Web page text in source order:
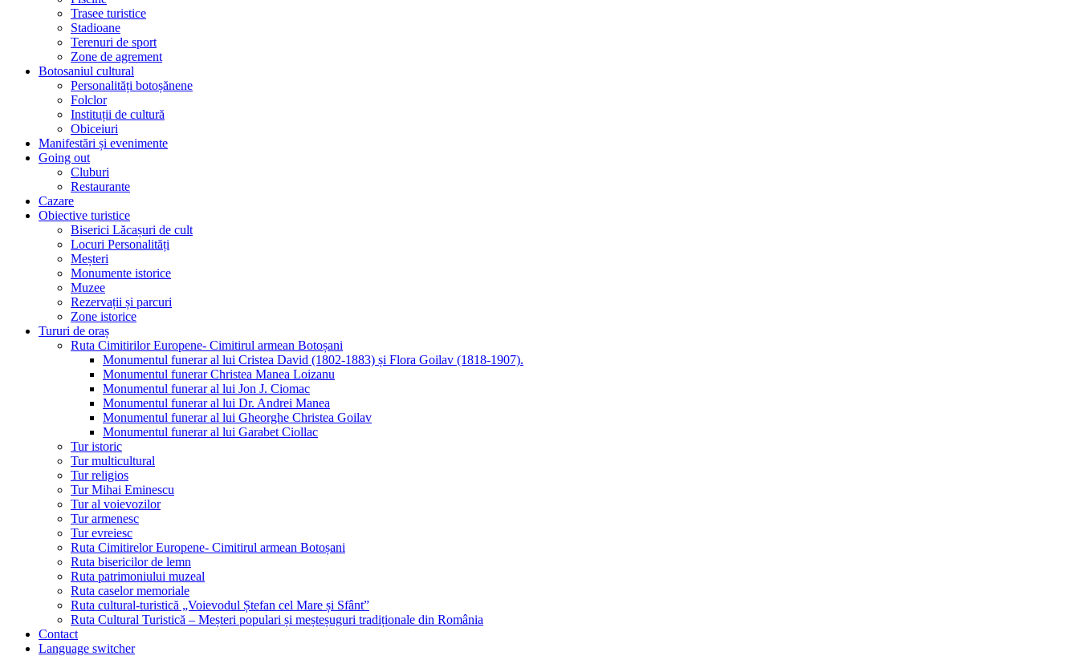
Trasee turistice
Stadioane
Terenuri de sport
Zone de agrement
Botosaniul cultural
Personalități botoșănene
Folclor
Instituții de cultură
Obiceiuri
Manifestări și evenimente
Going out
Cluburi
Restaurante
Cazare
Obiective turistice
Biserici Lăcașuri de cult
Locuri Personalități
Meșteri
Monumente istorice
Muzee
Rezervații și parcuri
Zone istorice
Tururi de oraș
Ruta Cimitirilor Europene- Cimitirul armean Botoșani
Monumentul funerar al lui Cristea David (1802-1883) și Flora Goilav (1818-1907).
Monumentul funerar Christea Manea Loizanu
Monumentul funerar al lui Jon J. Ciomac
Monumentul funerar al lui Dr. Andrei Manea
Monumentul funerar al lui Gheorghe Christea Goilav
Monumentul funerar al lui Garabet Ciollac
Tur istoric
Tur multicultural
Tur religios
Tur Mihai Eminescu
Tur al voievozilor
Tur armenesc
Tur evreiesc
Ruta Cimitirelor Europene- Cimitirul armean Botoșani
Ruta bisericilor de lemn
Ruta patrimoniului muzeal
Ruta caselor memoriale
Ruta cultural-turistică „Voievodul Ștefan cel Mare și Sfânt”
Ruta Cultural Turistică – Meșteri populari și meșteșuguri tradiționale din România
Contact
Language switcher